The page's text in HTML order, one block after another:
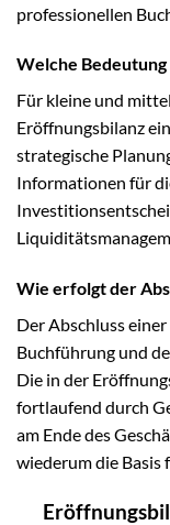
professionellen
Welche
Für kleine und
Eröffnungsbilanz
strategische
Informationen für
Wie erfolgt der
Der Abschluss
Buchführung und
Die in der
fortlaufend durch
am Ende des
wiederum die Basis